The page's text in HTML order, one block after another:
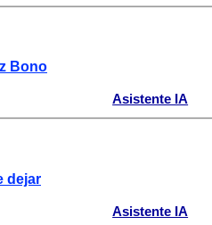
Bono
Asistente IA
dejar
Asistente IA